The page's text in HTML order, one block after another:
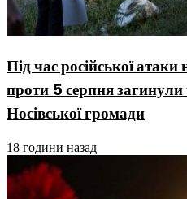
Під час російської атаки
проти 5 серпня загинули
Носівської громади
18 години назад